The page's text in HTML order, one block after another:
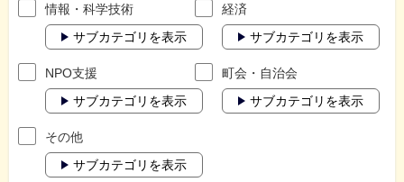
情報・科学技術
サブカテゴリを表示
経済
サブカテゴリを表示
NPO支援
サブカテゴリを表示
町会・自治会
サブカテゴリを表示
その他
サブカテゴリを表示